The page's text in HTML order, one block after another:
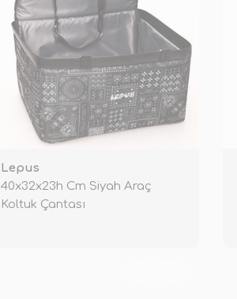
Lepus
40x32x23h Cm Siyah Araç
Koltuk Çantası